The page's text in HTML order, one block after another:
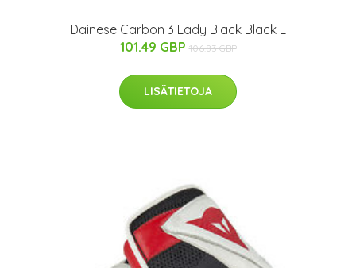
Dainese Carbon 3 Lady Black Black L
101.49 GBP 106.83 GBP
LISÄTIETOJA